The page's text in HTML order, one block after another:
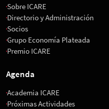
Sobre ICARE
Directorio y Administración
Socios
Grupo Economía Plateada
Premio ICARE
Agenda
Academia ICARE
Próximas Actividades